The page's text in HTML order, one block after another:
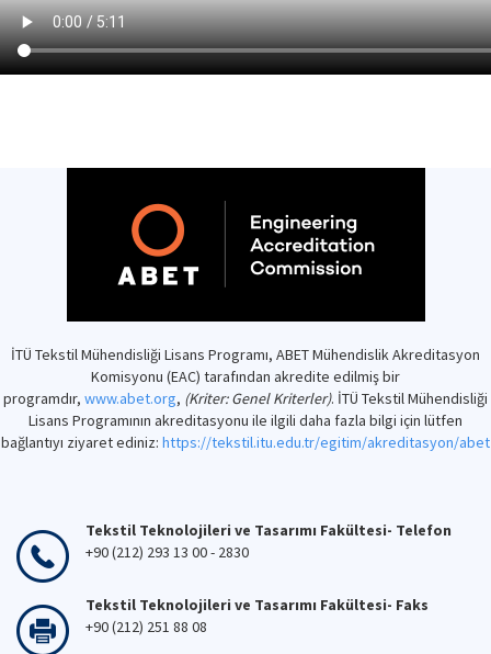
İTÜ Tekstil Mühendisliği Lisans Programı, ABET Mühendislik Akreditasyon
Komisyonu (EAC) tarafından akredite edilmiş bir
programdır, www.abet.org, (Kriter: Genel Kriterler). İTÜ Tekstil Mühendisliği
Lisans Programının akreditasyonu ile ilgili daha fazla bilgi için lütfen
bağlantıyı ziyaret ediniz: https://tekstil.itu.edu.tr/egitim/akreditasyon/abet
Tekstil Teknolojileri ve Tasarımı Fakültesi- Telefon
+90 (212) 293 13 00 - 2830
Tekstil Teknolojileri ve Tasarımı Fakültesi- Faks
+90 (212) 251 88 08